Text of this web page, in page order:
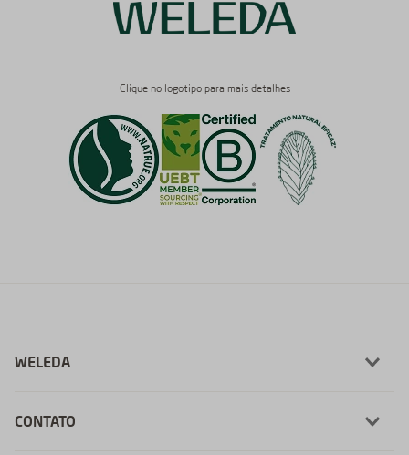
Clique no logotipo para mais detalhes
WELEDA
CONTATO